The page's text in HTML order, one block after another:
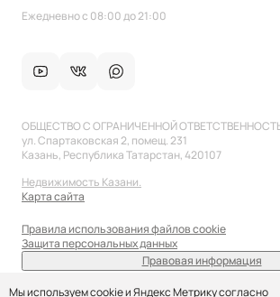
Ежедневно с 08:00 до 21:00
ОБЩЕСТВО С ОГРАНИЧЕННОЙ
ул. Спартаковская 2, помещ. 231
Казань, Республика Татарстан, 420107
Недвижимость Казани.
Карта сайта
Правила использования файлов cookie
Защита персональных данных
Правовая информация
Мы используем cookie и Яндекс Метрику согласно